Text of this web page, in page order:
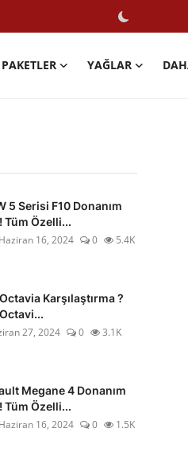
PAKETLER YAĞLAR
5 Serisi F10 Donanım
Tüm Özelli...
Haziran 16, 2024 0 5.4K
Karşılaştırma ?
27, 2024 0 3.1K
Megane 4 Donanım
Tüm Özelli...
Haziran 16, 2024 0 1.5K